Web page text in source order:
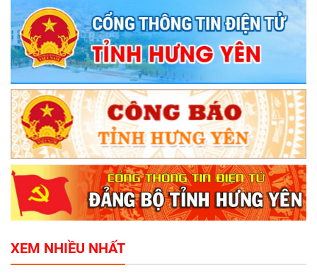
XEM NHIỀU NHẤT